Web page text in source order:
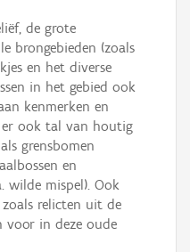
de grote
brongebieden (zoals
en het diverse
in het gebied ook
kenmerken en
er ook tal van houtig
grensbomen
en
wilde mispel). Ook
relicten uit de
voor in deze oude